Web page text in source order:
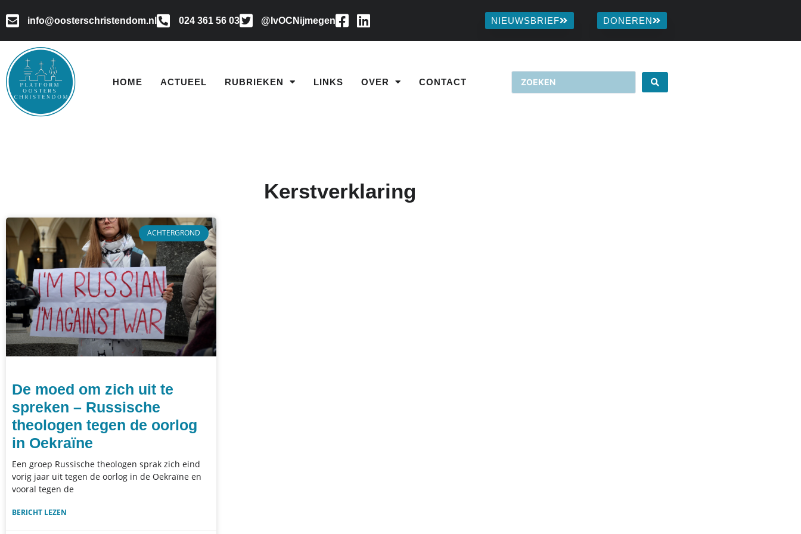
info@oosterschristendom.nl 024 361 56 03 @IvOCNijmegen NIEUWSBRIEF DONEREN
HOME ACTUEEL RUBRIEKEN LINKS OVER CONTACT
Kerstverklaring
ACHTERGROND
De moed om zich uit te
spreken – Russische
theologen tegen de oorlog
in Oekraïne
Een groep Russische theologen sprak zich eind
vorig jaar uit tegen de oorlog in de Oekraïne en
vooral tegen de
BERICHT LEZEN